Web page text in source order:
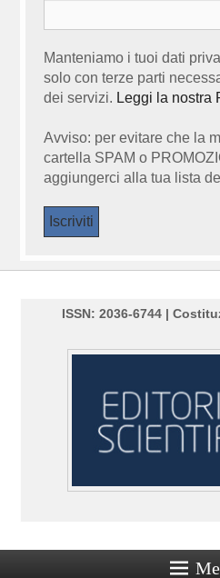
Manteniamo i tuoi dati
solo con terze parti
dei servizi. Leggi la nostra
Avviso: per evitare che la
cartella SPAM o
aggiungerci alla tua lista
ISSN: 2036-6744 |